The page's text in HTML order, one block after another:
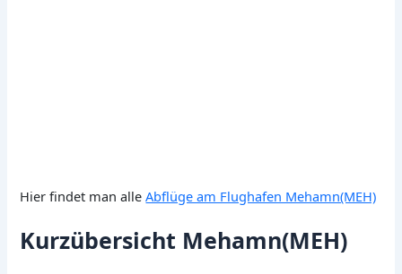
Hier findet man alleAbflüge am Flughafen Mehamn(MEH)
Kurzübersicht Mehamn(MEH)